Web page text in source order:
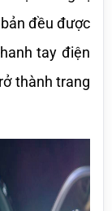
đều được
tay điện
thành trang